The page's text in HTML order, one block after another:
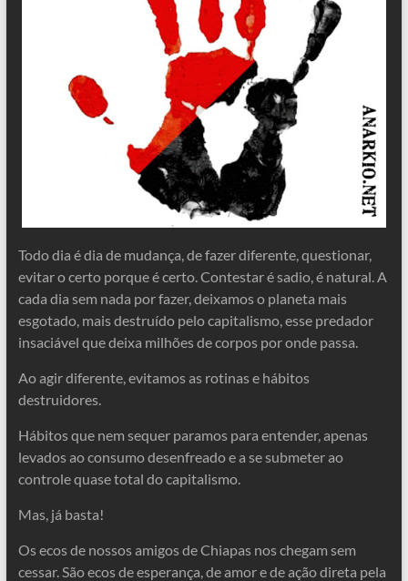
Todo dia é dia de mudança, de fazer diferente, questionar,
evitar o certo porque é certo. Contestar é sadio, é natural. A
cada dia sem nada por fazer, deixamos o planeta mais
esgotado, mais destruído pelo capitalismo, esse predador
insaciável que deixa milhões de corpos por onde passa.
Ao agir diferente, evitamos as rotinas e hábitos
destruidores.
Hábitos que nem sequer paramos para entender, apenas
levados ao consumo desenfreado e a se submeter ao
controle quase total do capitalismo.
Mas, já basta!
Os ecos de nossos amigos de Chiapas nos chegam sem
cessar. São ecos de esperança, de amor e de ação direta pela